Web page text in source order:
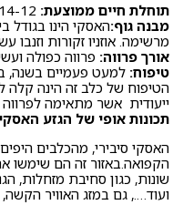
תוחלת חיים ממוצעת: 14-12 שנים
מבנה גוף:האסקי הינו בגודל
מרשימה. אוזניו זקורות וזנבו
אורך פרווה: פרווה כפולה
טיפוח: למעט פעמיים בשנה,
הטיפוח של כלב זה הינה
ייעודית אשר מתאימה
תכונות אופי של הגזע האסקי
האסקי סיבירי, מהכלבים
הקפואה.באזור זה הם שימשו
שונות, כגון סחיבת מזחלות,
ועוד…., גם במזג האוויר הקשה,